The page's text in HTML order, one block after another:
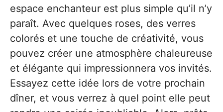
espace enchanteur est plus simple qu’il n’y
paraît. Avec quelques roses, des verres
colorés et une touche de créativité, vous
pouvez créer une atmosphère chaleureuse
et élégante qui impressionnera vos invités.
Essayez cette idée lors de votre prochain
dîner, et vous verrez à quel point elle peut